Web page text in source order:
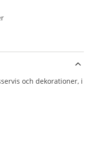
och dekorationer, i